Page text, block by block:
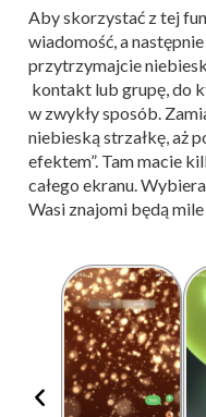
Aby skorzystać z tej
wiadomość, a
przytrzymajcie
kontakt lub grupę, do
w zwykły sposób.
niebieską strzałkę, aż
efektem”. Tam macie
całego ekranu.
Wasi znajomi będą